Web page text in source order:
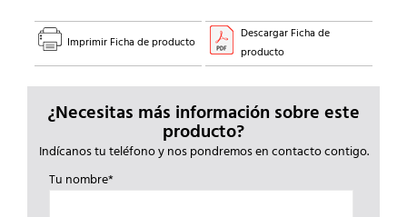
Imprimir Ficha de producto
Descargar Ficha de
producto
¿Necesitas más información sobre este
producto?
Indícanos tu teléfono y nos pondremos en contacto contigo.
Tu nombre*